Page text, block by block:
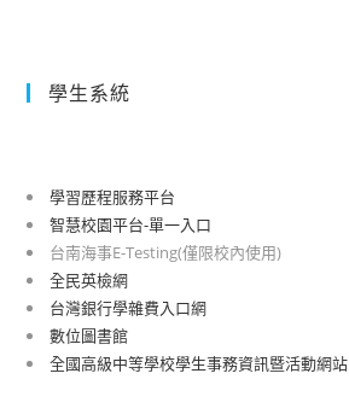
學生系統
學習歷程服務平台
智慧校園平台-單一入口
台南海事E-Testing(僅限校內使用)
全民英檢網
台灣銀行學雜費入口網
數位圖書館
全國高級中等學校學生事務資訊暨活動網站